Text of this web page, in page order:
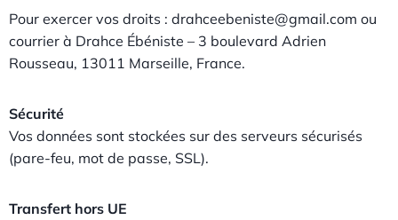
Pour exercer vos droits : drahceebeniste@gmail.com ou
courrier à Drahce Ébéniste – 3 boulevard Adrien
Rousseau, 13011 Marseille, France.
Sécurité
Vos données sont stockées sur des serveurs sécurisés
(pare-feu, mot de passe, SSL).
Transfert hors UE